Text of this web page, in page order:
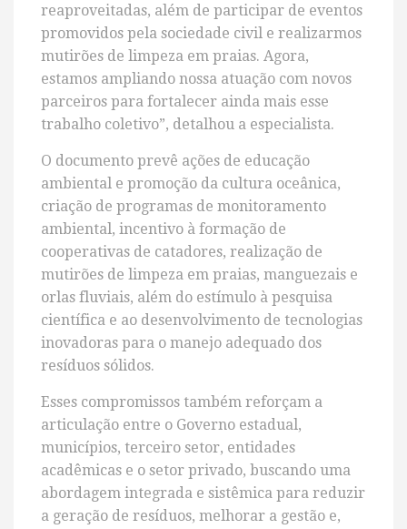
reaproveitadas, além de participar de eventos
promovidos pela sociedade civil e realizarmos
mutirões de limpeza em praias. Agora,
estamos ampliando nossa atuação com novos
parceiros para fortalecer ainda mais esse
trabalho coletivo”, detalhou a especialista.
O documento prevê ações de educação
ambiental e promoção da cultura oceânica,
criação de programas de monitoramento
ambiental, incentivo à formação de
cooperativas de catadores, realização de
mutirões de limpeza em praias, manguezais e
orlas fluviais, além do estímulo à pesquisa
científica e ao desenvolvimento de tecnologias
inovadoras para o manejo adequado dos
resíduos sólidos.
Esses compromissos também reforçam a
articulação entre o Governo estadual,
municípios, terceiro setor, entidades
acadêmicas e o setor privado, buscando uma
abordagem integrada e sistêmica para reduzir
a geração de resíduos, melhorar a gestão e,